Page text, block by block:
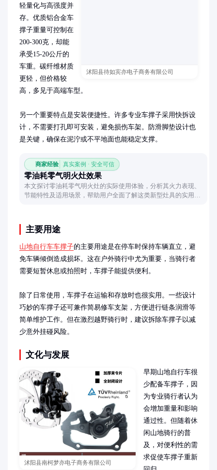
沭阳县待如宾亦电子商务有限公司
轻量化与高强度并
存。优质铝合金车
撑子重量可控制在
200-300克，却能
承受15-20公斤的
车重。碳纤维材质
更轻，但价格较
高，多见于高端车型。
另一个重要特点是安装便捷性。许多专业车撑子采用快拆设
计，不需要打孔即可安装，避免损伤车架。防滑脚垫设计也
是关键，确保在泥泞或不平地面也能稳定支撑。
商家经验 真实案例 · 安全可信
零油耗零气明火灶效果
本文探讨零油耗零气明火灶的实际使用体验，分析其火力表现、
节能特性及适用场景，帮助用户全面了解这类新型灶具的实用价
主要用途
山地自行车车撑子的主要用途是在停车时保持车辆直立，避
免车辆倾倒造成损坏。这在户外骑行中尤为重要，当骑行者
需要短暂休息或拍照时，车撑子能提供便利。
除了日常使用，车撑子在运输和存放时也很实用。一些设计
巧妙的车撑子还可兼作简易修车支架，方便进行链条润滑等
简单维护工作。但在激烈越野骑行时，建议拆除车撑子以减
少意外挂碰风险。
文化与发展
沭阳县南柯梦亦电子商务有限公司
早期山地自行车很
少配备车撑子，因
为专业骑行者认为
会增加重量和影响
通过性。但随着休
闲山地骑行的普
及，对便利性的需
求促使车撑子重新